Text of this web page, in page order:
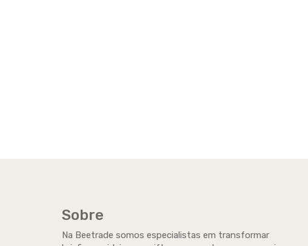
Sobre
Na Beetrade somos especialistas em transformar